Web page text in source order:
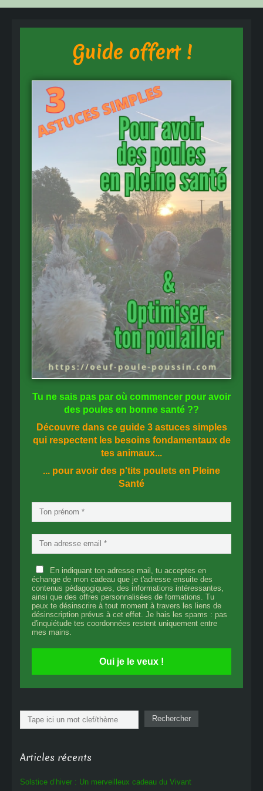
Guide offert !
Tu ne sais pas par où commencer pour avoir
des poules en bonne santé ??
Découvre dans ce guide 3 astuces simples
qui respectent les besoins fondamentaux de
tes animaux...
... pour avoir des p'tits poulets en Pleine
Santé
En indiquant ton adresse mail, tu acceptes en
échange de mon cadeau que je t'adresse ensuite des
contenus pédagogiques, des informations intéressantes,
ainsi que des offres personnalisées de formations. Tu
peux te désinscrire à tout moment à travers les liens de
désinscription prévus à cet effet. Je hais les spams : pas
d'inquiétude tes coordonnées restent uniquement entre
mes mains.
Oui je le veux !
Rechercher Rechercher
Articles récents
Solstice d’hiver : Un merveilleux cadeau du Vivant